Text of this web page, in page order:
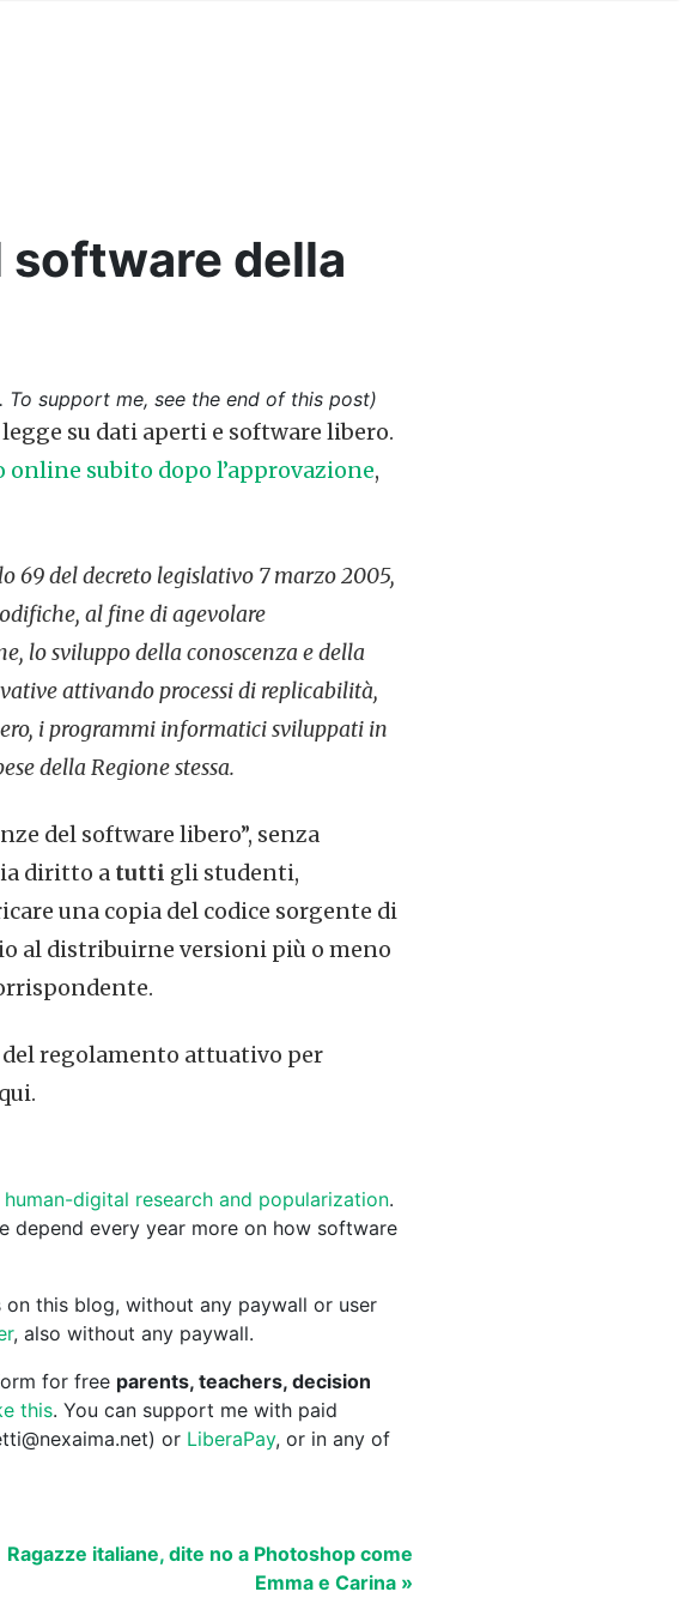
della
support me, see the end of this post)
su dati aperti e software libero.
online subito dopo l’approvazione,
69 del decreto legislativo 7 marzo 2005,
al fine di agevolare
lo sviluppo della conoscenza e della
attivando processi di replicabilità,
i programmi informatici sviluppati in
della Regione stessa.
del software libero”, senza
diritto a tutti gli studenti,
una copia del codice sorgente di
al distribuirne versioni più o meno
del regolamento attuativo per
human-digital research and popularization.
depend every year more on how software
on this blog, without any paywall or user
, also without any paywall.
for free parents, teachers, decision
this. You can support me with paid
or LiberaPay, or in any of
Ragazze italiane, dite no a Photoshop come
Emma e Carina »